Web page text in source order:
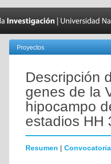
Proyectos
Descripción
genes de la
hipocampo
estadios HH
Resumen | Convocatoria